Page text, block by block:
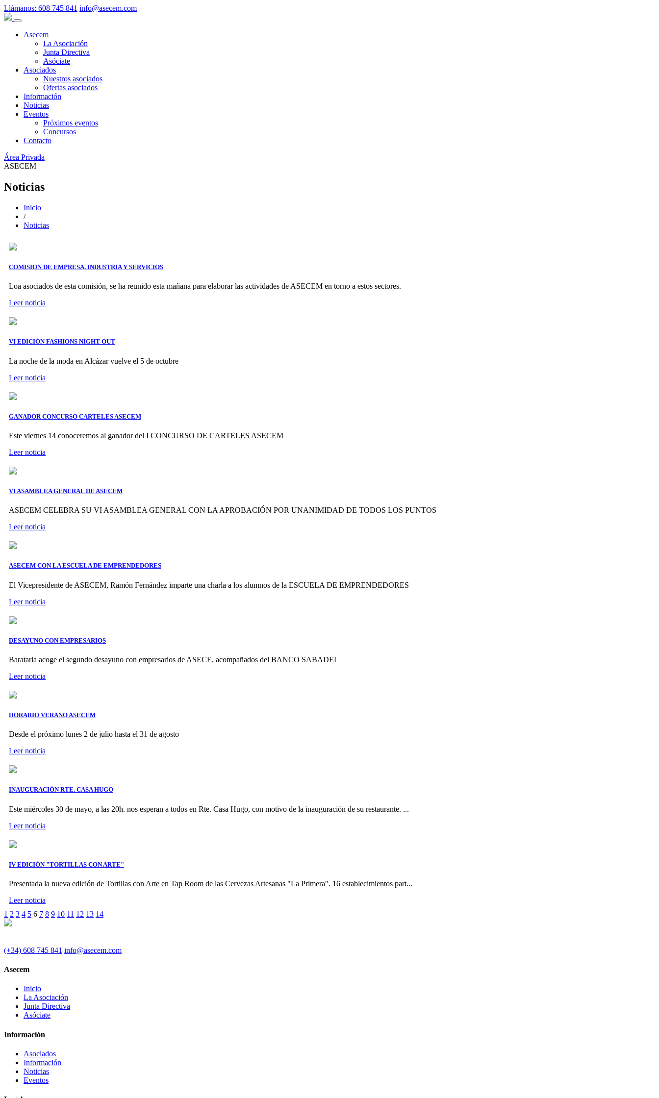
Llámanos: 608 745 841 info@asecem.com
Asecem
La Asociación
Junta Directiva
Asóciate
Asociados
Nuestros asociados
Ofertas asociados
Información
Noticias
Eventos
Próximos eventos
Concursos
Contacto
Área Privada
ASECEM
Noticias
Inicio
/
Noticias
COMISION DE EMPRESA, INDUSTRIA Y SERVICIOS
Loa asociados de esta comisión, se ha reunido esta mañana para elaborar las actividades de ASECEM en torno a estos sectores.
Leer noticia
VI EDICIÓN FASHIONS NIGHT OUT
La noche de la moda en Alcázar vuelve el 5 de octubre
Leer noticia
GANADOR CONCURSO CARTELES ASECEM
Este viernes 14 conoceremos al ganador del I CONCURSO DE CARTELES ASECEM
Leer noticia
VI ASAMBLEA GENERAL DE ASECEM
ASECEM CELEBRA SU VI ASAMBLEA GENERAL CON LA APROBACIÓN POR UNANIMIDAD DE TODOS LOS PUNTOS
Leer noticia
ASECEM CON LA ESCUELA DE EMPRENDEDORES
El Vicepresidente de ASECEM, Ramón Fernández imparte una charla a los alumnos de la ESCUELA DE EMPRENDEDORES
Leer noticia
DESAYUNO CON EMPRESARIOS
Barataria acoge el segundo desayuno con empresarios de ASECE, acompañados del BANCO SABADEL
Leer noticia
HORARIO VERANO ASECEM
Desde el próximo lunes 2 de julio hasta el 31 de agosto
Leer noticia
INAUGURACIÓN RTE. CASA HUGO
Este miércoles 30 de mayo, a las 20h. nos esperan a todos en Rte. Casa Hugo, con motivo de la inauguración de su restaurante. ...
Leer noticia
IV EDICIÓN "TORTILLAS CON ARTE"
Presentada la nueva edición de Tortillas con Arte en Tap Room de las Cervezas Artesanas "La Primera". 16 establecimientos part...
Leer noticia
1 2 3 4 5 6 7 8 9 10 11 12 13 14
(+34) 608 745 841 info@asecem.com
Asecem
Inicio
La Asociación
Junta Directiva
Asóciate
Información
Asociados
Información
Noticias
Eventos